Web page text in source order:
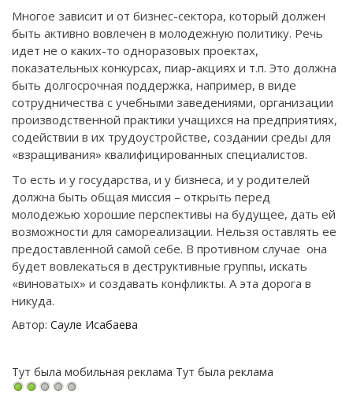
Многое зависит и от бизнес-сектора, который должен
быть активно вовлечен в молодежную политику. Речь
идет не о каких-то одноразовых проектах,
показательных конкурсах, пиар-акциях и т.п. Это должна
быть долгосрочная поддержка, например, в виде
сотрудничества с учебными заведениями, организации
производственной практики учащихся на предприятиях,
содействии в их трудоустройстве, создании среды для
«взращивания» квалифицированных специалистов.
То есть и у государства, и у бизнеса, и у родителей
должна быть общая миссия – открыть перед
молодежью хорошие перспективы на будущее, дать ей
возможности для самореализации. Нельзя оставлять ее
предоставленной самой себе. В противном случае она
будет вовлекаться в деструктивные группы, искать
«виноватых» и создавать конфликты. А эта дорога в
никуда.
Автор: Сауле Исабаева
Тут была мобильная реклама Тут была реклама